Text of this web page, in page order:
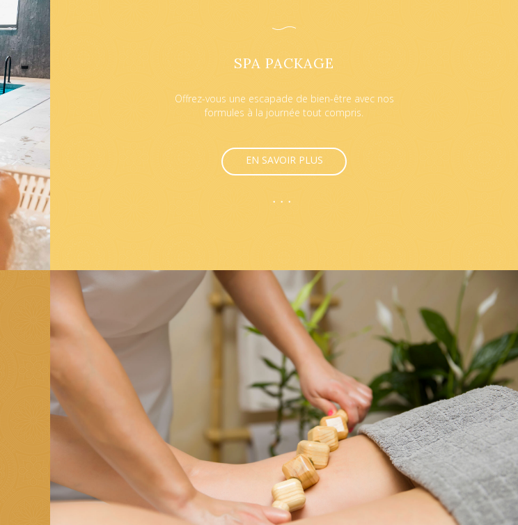
SPA PACKAGE
Offrez-vous une escapade de bien-être avec nos
formules à la journée tout compris.
EN SAVOIR PLUS
•••